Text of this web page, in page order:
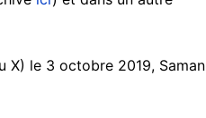
X) le 3 octobre 2019, Saman